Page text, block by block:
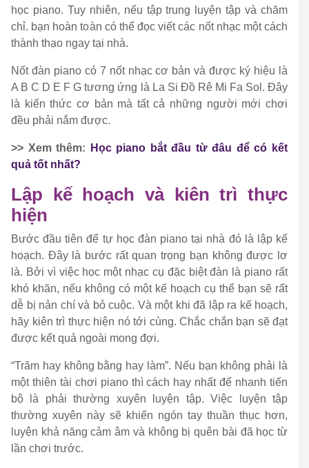
học piano. Tuy nhiên, nếu tập trung luyện tập và chăm
chỉ. bạn hoàn toàn có thể đọc viết các nốt nhạc một cách
thành thạo ngay tại nhà.
Nốt đàn piano có 7 nốt nhạc cơ bản và được ký hiệu là
A B C D E F G tương ứng là La Si Đồ Rê Mi Fa Sol. Đây
là kiến thức cơ bản mà tất cả những người mới chơi
đều phải nắm được.
>> Xem thêm:
Học piano bắt đầu từ đâu để có kết
quả tốt nhất?
Lập kế hoạch và kiên trì thực
hiện
Bước đầu tiên để tự học đàn piano tại nhà đó là lập kế
hoạch. Đây là bước rất quan trọng bạn không được lơ
là. Bởi vì việc học một nhạc cụ đặc biệt đàn là piano rất
khó khăn, nếu không có một kế hoạch cụ thể bạn sẽ rất
dễ bị nản chí và bỏ cuộc. Và một khi đã lập ra kế hoạch,
hãy kiên trì thực hiện nó tới cùng. Chắc chắn bạn sẽ đạt
được kết quả ngoài mong đợi.
“Trăm hay không bằng hay làm”. Nếu bạn không phải là
một thiên tài chơi piano thì cách hay nhất để nhanh tiến
bộ là phải thường xuyên luyện tập. Việc luyện tập
thường xuyên này sẽ khiến ngón tay thuần thục hơn,
luyện khả năng cảm âm và không bị quên bài đã học từ
lần chơi trước.